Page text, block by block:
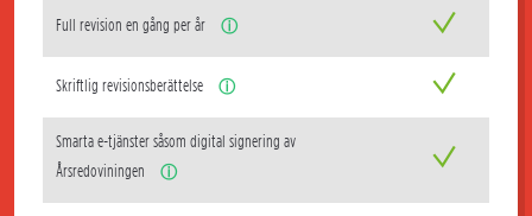
Full revision en gång per år ⓘ
Skriftlig revisionsberättelse ⓘ
Smarta e-tjänster såsom digital signering av
Årsredoviningen
ⓘ